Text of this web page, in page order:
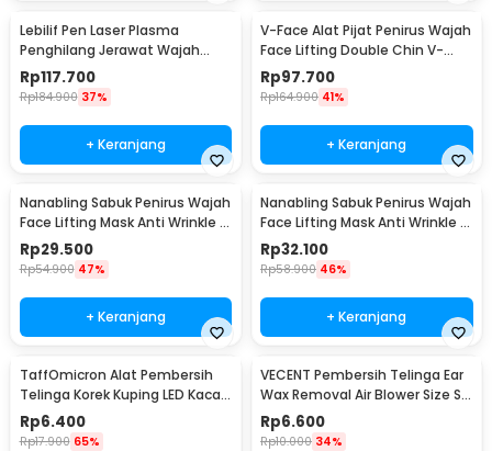
Lebilif Pen Laser Plasma
Penghilang Jerawat Wajah
Dark Spot 5.5W - JT75
Rp117.700
Rp184.900 37%
+ Keranjang
V-Face Alat Pijat Penirus Wajah
Face Lifting Double Chin V-
Shaped - BYM-903S
Rp97.700
Rp164.900 41%
+ Keranjang
Nanabling Sabuk Penirus Wajah
Face Lifting Mask Anti Wrinkle M
- TZ20
Rp29.500
Rp54.900 47%
+ Keranjang
Nanabling Sabuk Penirus Wajah
Face Lifting Mask Anti Wrinkle S
- TZ20
Rp32.100
Rp58.900 46%
+ Keranjang
TaffOmicron Alat Pembersih
Telinga Korek Kuping LED Kaca
Pembesar - XY319
Rp6.400
Rp17.900 65%
VECENT Pembersih Telinga Ear
Wax Removal Air Blower Size S -
V843
Rp6.600
Rp10.000 34%